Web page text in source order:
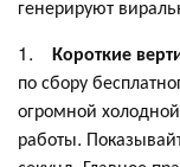
генерируют
1. Короткие
по сбору
огромной
работы.